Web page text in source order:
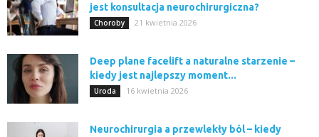
jest konsultacja neurochirurgiczna?
Choroby 21 kwietnia 2026
Deep plane facelift a naturalne starzenie –
kiedy jest najlepszy moment...
Uroda 16 kwietnia 2026
Neurochirurgia a przewlekły ból – kiedy